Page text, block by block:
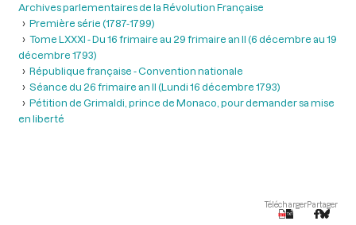
Archives parlementaires de la Révolution Française
Première série (1787-1799)
Tome LXXXI - Du 16 frimaire au 29 frimaire an II (6 décembre au 19
décembre 1793)
République française - Convention nationale
Séance du 26 frimaire an II (Lundi 16 décembre 1793)
Pétition de Grimaldi, prince de Monaco, pour demander sa mise
en liberté
TéléchargerPartager